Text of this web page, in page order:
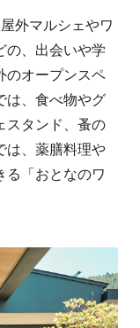
外マルシェやワ
の、出会いや学
のオープンスペ
は、食べ物やグ
スタンド、蚤の
は、薬膳料理や
る「おとなのワ